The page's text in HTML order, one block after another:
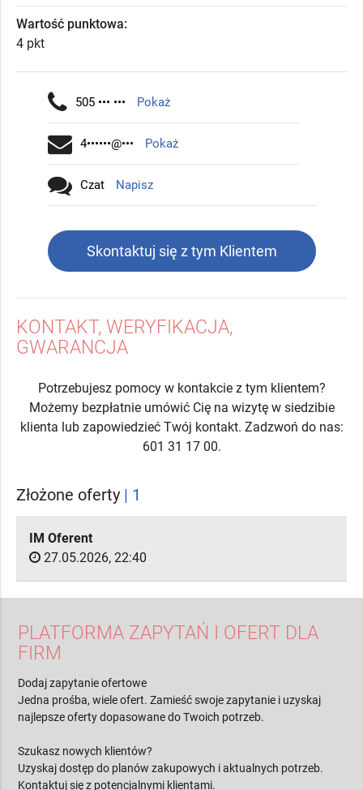
Wartość punktowa:
4 pkt
505 ••• ••• Pokaż
4••••••@••• Pokaż
Czat Napisz
Skontaktuj się z tym Klientem
KONTAKT, WERYFIKACJA,
GWARANCJA
Potrzebujesz pomocy w kontakcie z tym klientem?
Możemy bezpłatnie umówić Cię na wizytę w siedzibie
klienta lub zapowiedzieć Twój kontakt. Zadzwoń do nas:
601 31 17 00.
Złożone oferty | 1
IM Oferent
27.05.2026, 22:40
PLATFORMA ZAPYTAŃ I OFERT DLA
FIRM
Dodaj zapytanie ofertowe
Jedna prośba, wiele ofert. Zamieść swoje zapytanie i uzyskaj
najlepsze oferty dopasowane do Twoich potrzeb.
Szukasz nowych klientów?
Uzyskaj dostęp do planów zakupowych i aktualnych potrzeb.
Kontaktuj się z potencjalnymi klientami.